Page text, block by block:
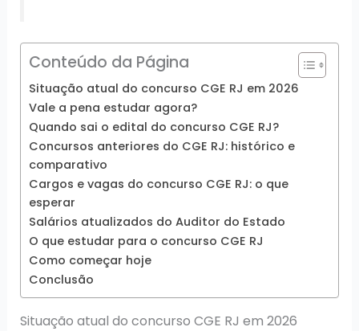
Conteúdo da Página
Situação atual do concurso CGE RJ em 2026
Vale a pena estudar agora?
Quando sai o edital do concurso CGE RJ?
Concursos anteriores do CGE RJ: histórico e
comparativo
Cargos e vagas do concurso CGE RJ: o que
esperar
Salários atualizados do Auditor do Estado
O que estudar para o concurso CGE RJ
Como começar hoje
Conclusão
Situação atual do concurso CGE RJ em 2026